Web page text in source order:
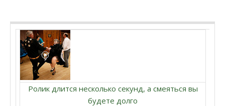
Ролик длится несколько секунд, а смеяться вы
будете долго